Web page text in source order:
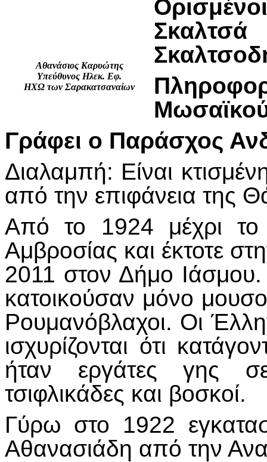
Αθανάσιος Καρυώτης
Υπεύθυνος Ηλεκ. Εφ.
ΗΧΩ των Σαρακατσαναίων
Γράφει ο Παράσχος
Διαλαμπή: Είναι
από την επιφάνεια της
Από το 1924 μέχρι το
Αμβροσίας και έκτοτε
2011 στον Δήμο
κατοικούσαν μόνο
Ρουμανόβλαχοι. Οι
ισχυρίζονται ότι
ήταν εργάτες γης
τσιφλικάδες και βοσκοί.
Γύρω στο 1922
Αθανασιάδη από την